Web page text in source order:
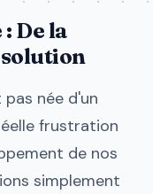
De la
née d'un
frustration
de nos
simplement